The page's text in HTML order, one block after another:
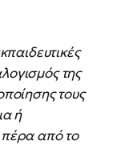
της
τους
ή
πέρα από το